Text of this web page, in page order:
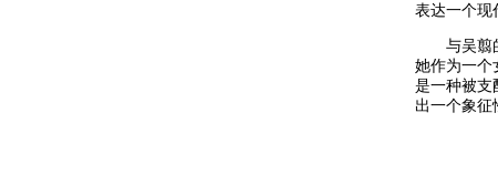
表达一个现
与吴翦的
她作为一个
是一种被支
出一个象征